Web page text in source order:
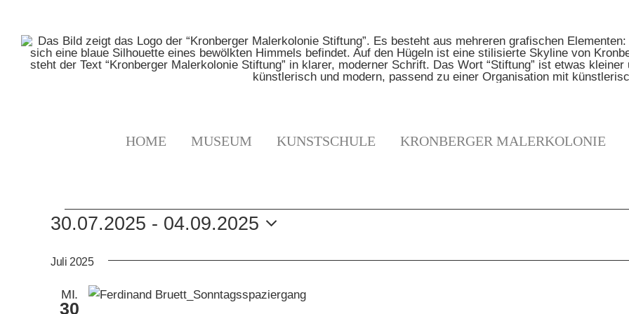
springen
HOME MUSEUM KUNSTSCHULE KRONBERGER MALERKOLONIE
VERANSTALTUNGEN
30.07.2025 - 04.09.2025
wählen.
Juli 2025
MI.
30